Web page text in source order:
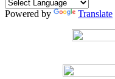
Powered by Translate